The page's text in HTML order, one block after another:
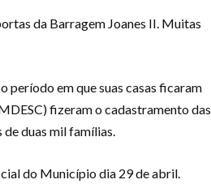
da Barragem Joanes II. Muitas
período em que suas casas ficaram
fizeram o cadastramento das
de duas mil famílias.
do Município dia 29 de abril.